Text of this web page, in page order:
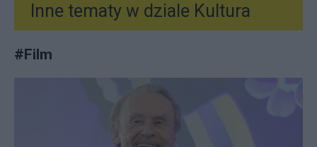
Inne tematy w dziale Kultura
#Film